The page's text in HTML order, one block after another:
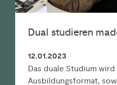
Dual studieren
12.01.2023
Das duale Studium
Ausbildungsformat,